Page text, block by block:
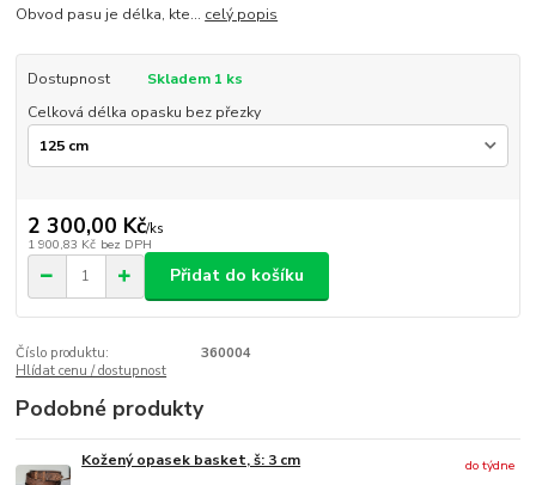
Obvod pasu je délka, kte... celý popis
Dostupnost
Skladem 1 ks
Celková délka opasku bez přezky
2 300,00 Kč/ks
1 900,83 Kč bez DPH
Přidat do košíku
Číslo produktu:
360004
Hlídat cenu / dostupnost
Podobné produkty
Kožený opasek basket, š: 3 cm
do týdne